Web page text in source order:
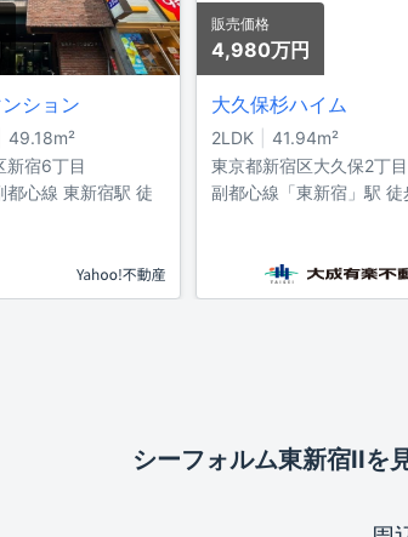
ション
49.18m²
新宿6丁目
都心線 東新宿駅 徒
販売価格
4,980万円
大久保杉ハイム
2LDK 41.94m²
東京都新宿区大久保2丁目
副都心線「東新宿」駅 徒
シーフォルム東新宿IIを